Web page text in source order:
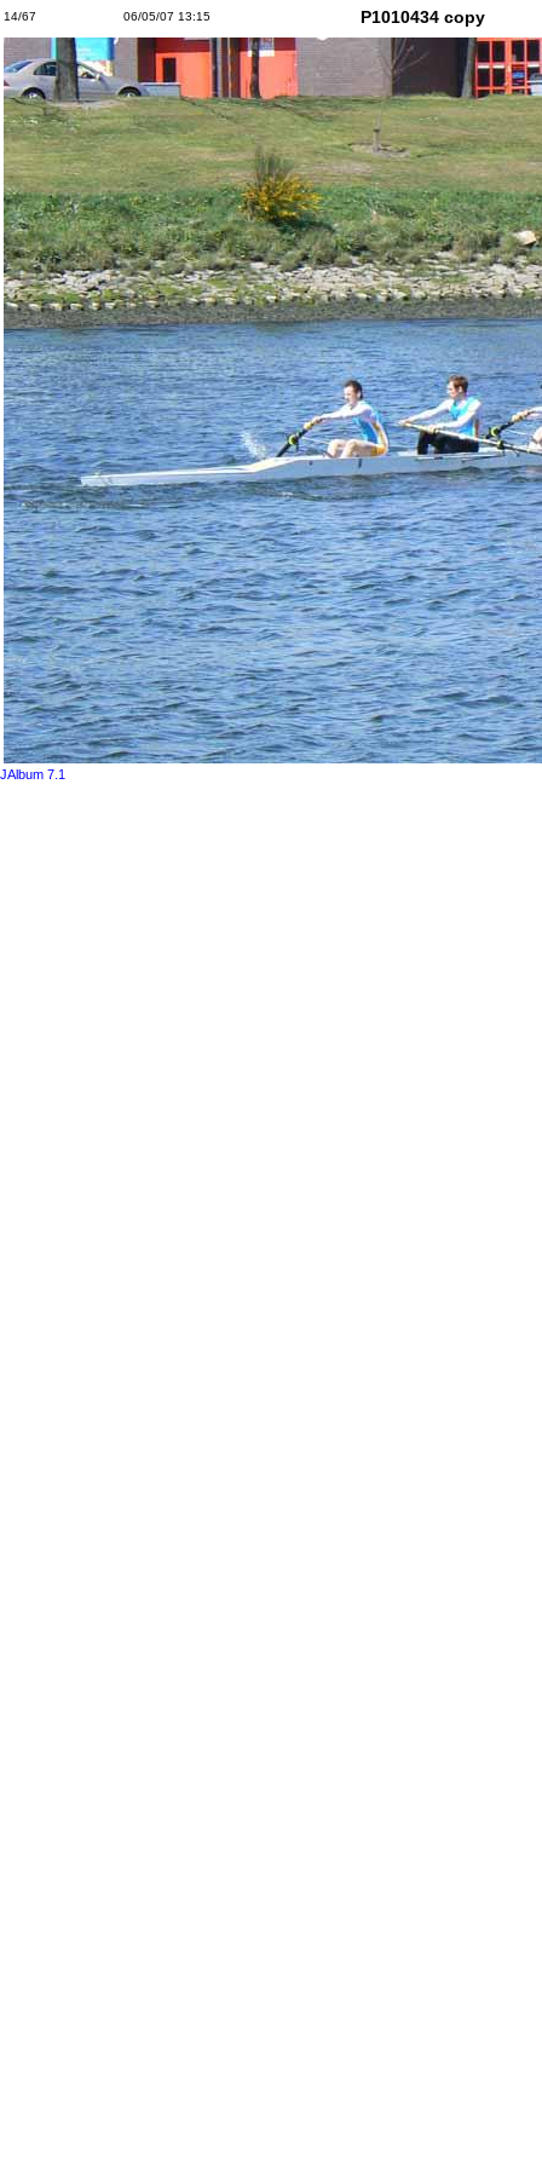
14/67 06/05/07 13:15 P1010434 copy
JAlbum 7.1